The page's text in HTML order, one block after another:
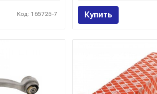
Код: 165725-7 Купить